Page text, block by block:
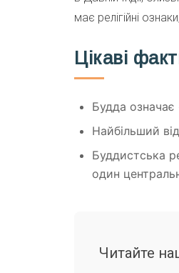
має релігійні
Цікаві
Будда
Найбільший
Буддистська
один
Читайте